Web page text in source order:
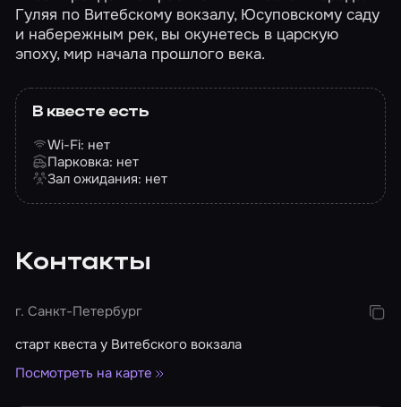
Гуляя по Витебскому вокзалу, Юсуповскому саду
и набережным рек, вы окунетесь в царскую
эпоху, мир начала прошлого века.
В квесте есть
Wi-Fi: нет
Парковка: нет
Зал ожидания: нет
Контакты
г. Санкт-Петербург
старт квеста у Витебского вокзала
Посмотреть на карте